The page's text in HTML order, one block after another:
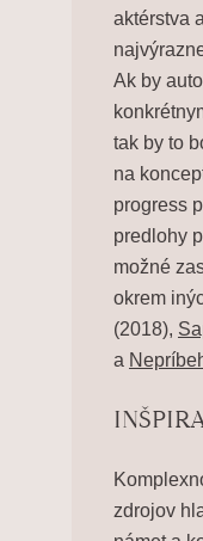
aktérstva
Ak by
tak by to
na
progress
predlohy
možné
okrem
(2018),
a
zdrojov